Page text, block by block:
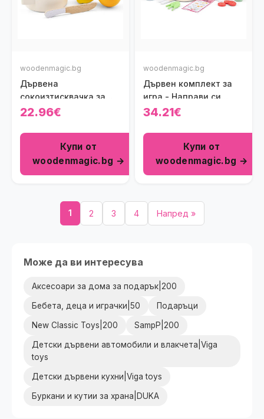
woodenmagic.bg
Дървена
сокоизтисквачка за
цитрусови плодове
22.96€
Купи от
woodenmagic.bg →
woodenmagic.bg
Дървен комплект за
игра - Направи си
паста
34.21€
Купи от
woodenmagic.bg →
1 2 3 4 Напред »
Може да ви интересува
Аксесоари за дома за подарък|200
Бебета, деца и играчки|50 Подаръци
New Classic Toys|200 SampP|200
Детски дървени автомобили и влакчета|Viga
toys
Детски дървени кухни|Viga toys
Буркани и кутии за храна|DUKA